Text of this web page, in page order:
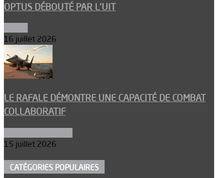
OPTUS DÉBOUTÉ PAR L’UIT
16 juillet 2026
LE RAFALE DÉMONTRE UNE CAPACITÉ DE COMBAT
COLLABORATIF
15 juillet 2026
CATÉGORIES POPULAIRES